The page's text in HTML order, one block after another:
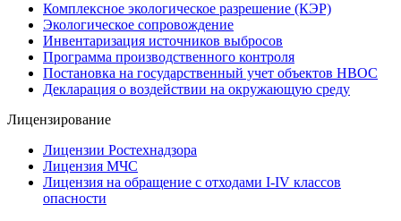
Комплексное экологическое разрешение (КЭР)
Экологическое сопровождение
Инвентаризация источников выбросов
Программа производственного контроля
Постановка на государственный учет объектов НВОС
Декларация о воздействии на окружающую среду
Лицензирование
Лицензии Ростехнадзора
Лицензия МЧС
Лицензия на обращение с отходами I-IV классов
опасности